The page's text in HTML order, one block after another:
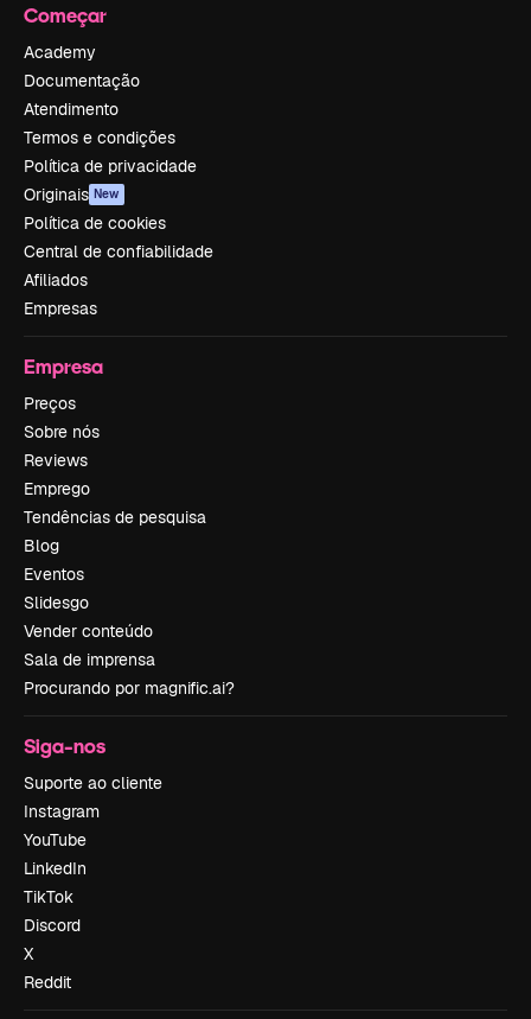
Começar
Academy
Documentação
Atendimento
Termos e condições
Política de privacidade
Originais New
Política de cookies
Central de confiabilidade
Afiliados
Empresas
Empresa
Preços
Sobre nós
Reviews
Emprego
Tendências de pesquisa
Blog
Eventos
Slidesgo
Vender conteúdo
Sala de imprensa
Procurando por magnific.ai?
Siga-nos
Suporte ao cliente
Instagram
YouTube
LinkedIn
TikTok
Discord
X
Reddit